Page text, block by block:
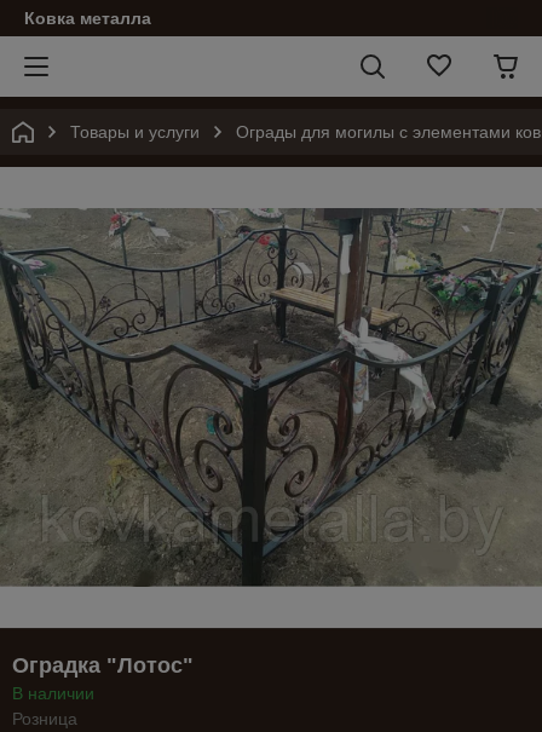
Ковка металла
Товары и услуги Ограды для могилы с элементами
Оградка "Лотос"
В наличии
Розница